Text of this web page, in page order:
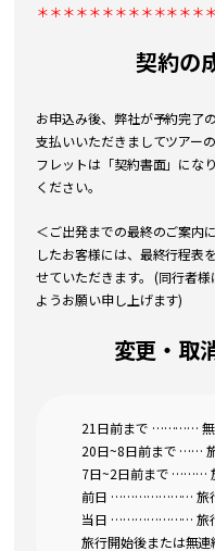
＊＊＊＊＊＊＊＊＊＊＊＊＊
契約の
お申込み後、弊社が予約完了
支払いいただきましてツアー
フレットは「契約書面」にな
ください。
＜ご出発までの最終のご案内
したお客様には、最終行程表
せていただきます。 (同行者
ようお願い申し上げます)
変更・取
21日前まで …………
20日~8日前まで ……
7日~2日前まで ………
前日 ………………… 旅
当日 ………………… 旅
旅行開始後または無